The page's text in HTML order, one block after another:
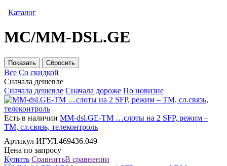
Каталог
MС/MM-DSL.GE
Все Со скидкой
Сначала дешевле
Сначала дешевле Сначала дороже По новизне
Есть в наличии MМ-dsl.GE-ТМ …слоты на 2 SFP, режим –
ТМ, сл.связь, телеконтроль
Артикул ИГУЛ.469436.049
Цена по запросу
Купить СравнитьВ сравнении